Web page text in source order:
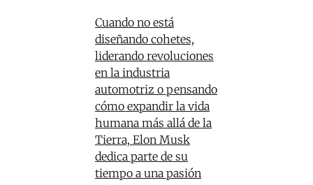
Cuando no está
diseñando cohetes,
liderando revoluciones
en la industria
automotriz o pensando
cómo expandir la vida
humana más allá de la
Tierra, Elon Musk
dedica parte de su
tiempo a una pasión